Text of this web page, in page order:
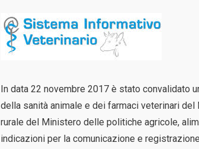
In data 22 novembre 2017 è stato convalidato
della sanità animale e dei farmaci veterinari
rurale del Ministero delle politiche agricole,
indicazioni per la comunicazione e